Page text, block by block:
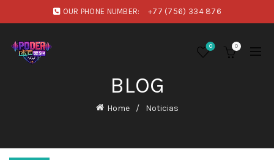
OUR PHONE NUMBER: +77 (756) 334 876
0 0
BLOG
Home Noticias